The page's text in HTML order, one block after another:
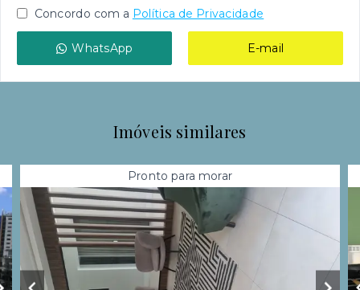
Concordo com a Política de Privacidade
WhatsApp E-mail
Imóveis similares
Pronto para morar